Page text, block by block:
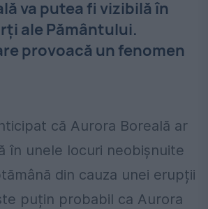
va putea fi vizibilă în
ale Pământului.
provoacă un fenomen
că Aurora Boreală ar
în unele locuri neobișnuite
din cauza unei erupții
puțin probabil ca Aurora